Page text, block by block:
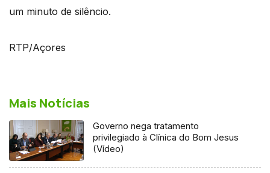
um minuto de silêncio.
RTP/Açores
Mais Notícias
Governo nega tratamento
privilegiado à Clínica do Bom Jesus
(Vídeo)